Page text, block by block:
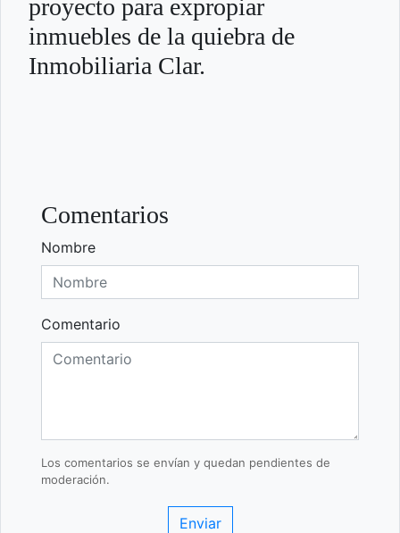
proyecto para expropiar
inmuebles de la quiebra de
Inmobiliaria Clar.
Comentarios
Nombre
Comentario
Los comentarios se envían y quedan pendientes de
moderación.
Enviar